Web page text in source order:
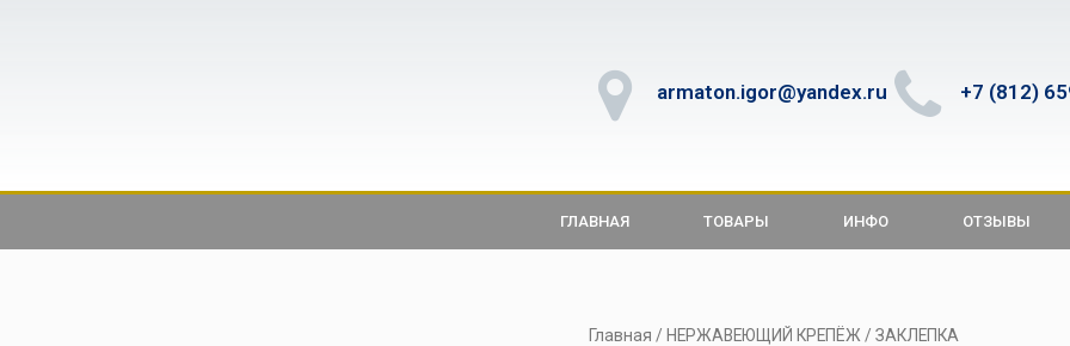
armaton.igor@yandex.ru +7 (812)
ГЛАВНАЯ ТОВАРЫ ИНФО ОТЗЫВЫ
Главная / НЕРЖАВЕЮЩИЙ КРЕПЁЖ / ЗАКЛЕПКА